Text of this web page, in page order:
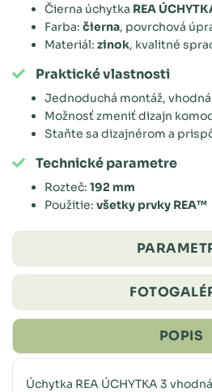
Čierna úchytka REA
Farba: čierna, povrchová
Materiál: zinok, kvalitné
Praktické vlastnosti
Jednoduchá montáž,
Možnosť zmeniť dizajn
Staňte sa dizajnérom a
Technické parametre
Rozteč: 192 mm
Použitie: všetky prvky REA™
POPIS
Úchytka REA ÚCHYTKA 3